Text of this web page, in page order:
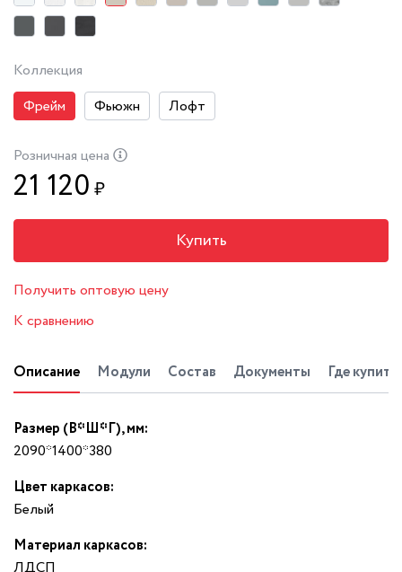
Коллекция
Фрейм
Фьюжн Лофт
Розничная цена
21 120 ₽
Купить
Получить оптовую цену
К сравнению
Описание Модули Состав Документы Где
Размер (В*Ш*Г), мм:
2090*1400*380
Цвет каркасов:
Белый
Материал каркасов:
ЛДСП